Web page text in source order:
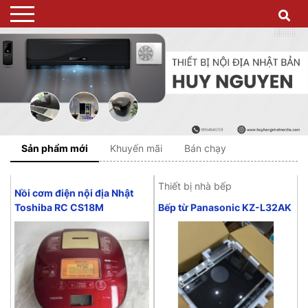
Sản phẩm mới Khuyến mãi Bán chạy
Nồi cơm điện nội địa Nhật
Toshiba RC CS18M
Thiết bị nhà bếp
Bếp từ Panasonic KZ-L32AK